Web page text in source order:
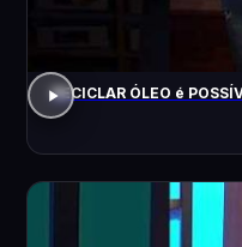
RECICLAR ÓLEO é